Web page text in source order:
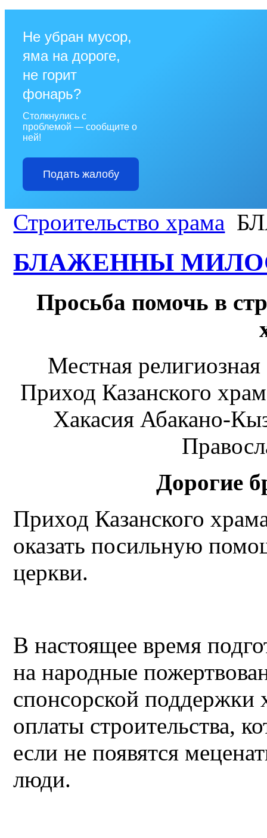
Не убран мусор,
яма на дороге,
не горит
фонарь?
Столкнулись с
проблемой — сообщите о
ней!
Подать жалобу
Строительство храма
БЛАЖЕННЫ
Просьба помочь в
Местная
Приход Казанского
Хакасия Абакано-
Дорогие
Приход Казанского
оказать посильную
церкви.
В настоящее время
на народные
спонсорской поддержки
оплаты строительства,
если не появятся
люди.